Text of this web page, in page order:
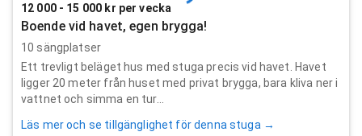
12 000 - 15 000 kr per vecka
Boende vid havet, egen brygga!
10 sängplatser
Ett trevligt beläget hus med stuga precis vid havet. Havet
ligger 20 meter från huset med privat brygga, bara kliva ner i
vattnet och simma en tur...
Läs mer och se tillgänglighet för denna stuga →